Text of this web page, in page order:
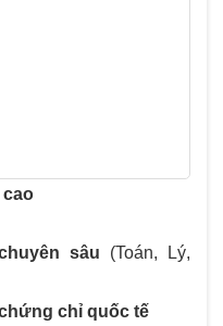
cao
sâu (Toán, Lý,
chỉ quốc tế